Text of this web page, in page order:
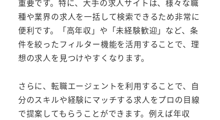
種や業界の求人を一括して検索できるため非常に
便利です。「高年収」や「未経験歓迎」など、条
件を絞ったフィルター機能を活用することで、理
想の求人を見つけやすくなります。
さらに、転職エージェントを利用することで、自
分のスキルや経験にマッチする求人をプロの目線
で提案してもらうことができます。例えば年収